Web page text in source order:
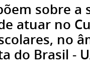
sobre a
atuar no
no
do Brasil -